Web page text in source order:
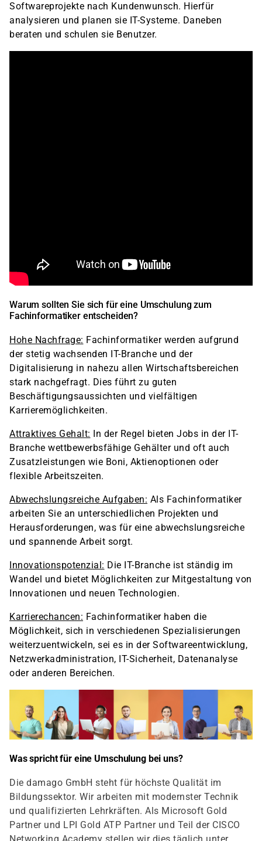
Softwareprojekte nach Kundenwunsch. Hierfür
analysieren und planen sie IT-Systeme. Daneben
beraten und schulen sie Benutzer.
Warum sollten Sie sich für eine Umschulung zum
Fachinformatiker entscheiden?
Hohe Nachfrage: Fachinformatiker werden aufgrund
der stetig wachsenden IT-Branche und der
Digitalisierung in nahezu allen Wirtschaftsbereichen
stark nachgefragt. Dies führt zu guten
Beschäftigungsaussichten und vielfältigen
Karrieremöglichkeiten.
Attraktives Gehalt: In der Regel bieten Jobs in der IT-
Branche wettbewerbsfähige Gehälter und oft auch
Zusatzleistungen wie Boni, Aktienoptionen oder
flexible Arbeitszeiten.
Abwechslungsreiche Aufgaben: Als Fachinformatiker
arbeiten Sie an unterschiedlichen Projekten und
Herausforderungen, was für eine abwechslungsreiche
und spannende Arbeit sorgt.
Innovationspotenzial: Die IT-Branche ist ständig im
Wandel und bietet Möglichkeiten zur Mitgestaltung von
Innovationen und neuen Technologien.
Karrierechancen: Fachinformatiker haben die
Möglichkeit, sich in verschiedenen Spezialisierungen
weiterzuentwickeln, sei es in der Softwareentwicklung,
Netzwerkadministration, IT-Sicherheit, Datenanalyse
oder anderen Bereichen.
Was spricht für eine Umschulung bei uns?
Die damago GmbH steht für höchste Qualität im
Bildungssektor. Wir arbeiten mit modernster Technik
und qualifizierten Lehrkräften. Als Microsoft Gold
Partner und LPI Gold ATP Partner und Teil der CISCO